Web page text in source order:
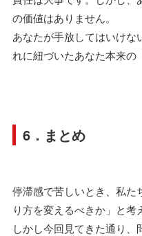
の価値はありません。
あなたが手放してはいけな
れに紐づいたあなた本来の
6．まとめ
停滞感で苦しいとき、私た
り方を変えるべきか」と考
しかし今回見てきた通り、